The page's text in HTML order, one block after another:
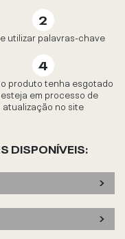
utilizar palavras-chave
o produto tenha esgotado
em processo de
atualização no site
DISPONÍVEIS: